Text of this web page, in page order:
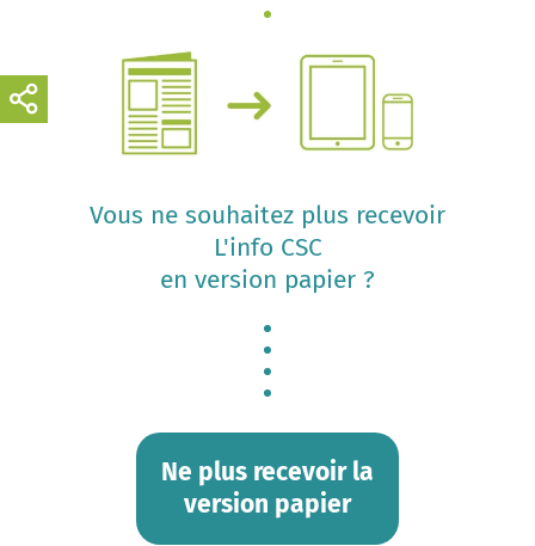
Vous ne souhaitez plus recevoir
L'info CSC
en version papier ?
Ne plus recevoir la
version papier